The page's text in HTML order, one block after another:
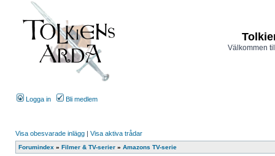
Välkommen
Logga in Bli medlem
Visa obesvarade inlägg | Visa aktiva trådar
Forumindex » Filmer & TV-serier » Amazons TV-serie